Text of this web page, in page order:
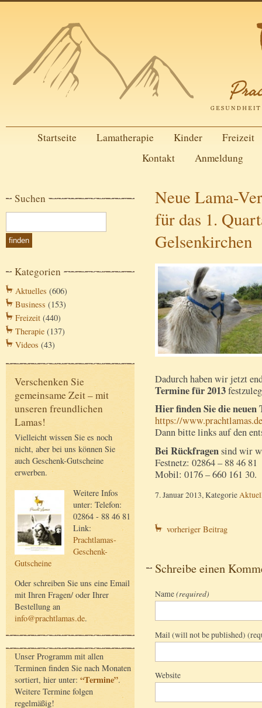
Startseite Lamatherapie Kinder
Freizeit
Kontakt
Anmeldung
Suchen
Kategorien
Aktuelles (606)
Business (153)
Freizeit (440)
Therapie (137)
Videos (43)
Verschenken Sie
gemeinsame Zeit – mit
unseren freundlichen
Lamas!
Vielleicht wissen Sie es noch
nicht, aber bei uns können Sie
auch Geschenk-Gutscheine
erwerben.
Weitere Infos
unter: Telefon:
02864 - 88 46 81
Link:
Prachtlamas-
Geschenk-
Gutscheine
Oder schreiben Sie uns eine Email
mit Ihren Fragen/ oder Ihrer
Bestellung an
info@prachtlamas.de.
Unser Programm mit allen
Terminen finden Sie nach Monaten
sortiert, hier unter: “Termine”.
Weitere Termine folgen
regelmäßig!
Neue Lama-
für das 1.
Gelsenkirchen
Dadurch haben wir jetzt
Termine für 2013
Hier finden Sie die neuen
https://
Dann bitte links auf den
Bei Rückfragensind wir
Festnetz: 02864 – 88 46 81
Mobil: 0176 – 660 161 30.
7. Januar 2013, Kategorie
vorheriger Beitrag
Schreibe einen
Name(required)
Mail (will not be published)
Website